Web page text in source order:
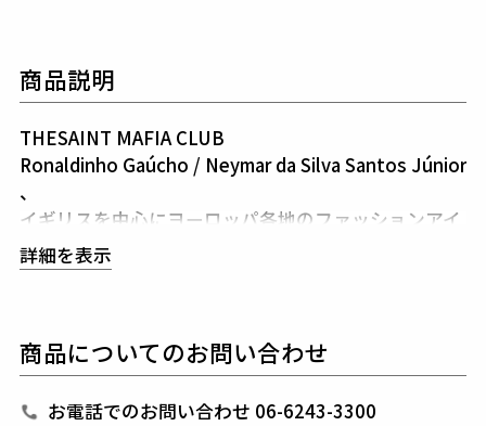
商品説明
THESAINT MAFIA CLUB
Ronaldinho Gaúcho / Neymar da Silva Santos Júnior
、
イギリスを中心にヨーロッパ各地のファッションアイ
コンであるDani Alvesから
数多くのグラミー賞受賞を獲得し、
南米を中心に世界中のアーティストやファッショニス
タに愛され
多大な人気を持つXXX / THESAINT MAFIA（ザ・セイ
詳細を表示
商品についてのお問い合わせ
お電話でのお問い合わせ 06-6243-3300